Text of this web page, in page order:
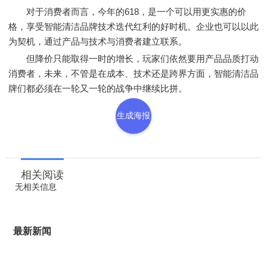
对于消费者而言，今年的618，是一个可以用更实惠的价
格，享受智能清洁品牌技术迭代红利的好时机。企业也可以以此
为契机，通过产品与技术与消费者建立联系。
但降价只能取得一时的增长，玩家们依然要用产品品质打动
消费者，未来，不管是在成本、技术还是跨界方面，智能清洁品
牌们都必须在一轮又一轮的战争中继续比拼。
生成海报
相关阅读
无相关信息
最新新闻